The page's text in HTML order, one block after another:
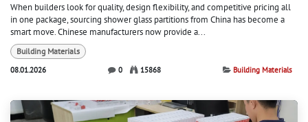
When builders look for quality, design flexibility, and competitive pricing all
in one package, sourcing shower glass partitions from China has become a
smart move. Chinese manufacturers now provide a...
Building Materials
08.01.2026
0 15868 Building Materials